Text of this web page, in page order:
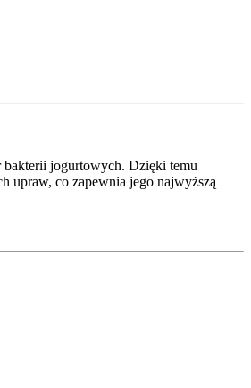
jogurtowych. Dzięki temu
upraw, co zapewnia jego najwyższą